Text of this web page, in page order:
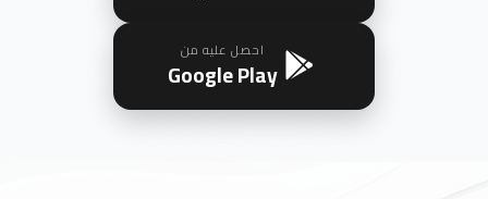
احصل عليه من
Google Play